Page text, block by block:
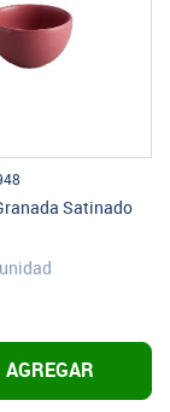
Satinado
unidad
AGREGAR